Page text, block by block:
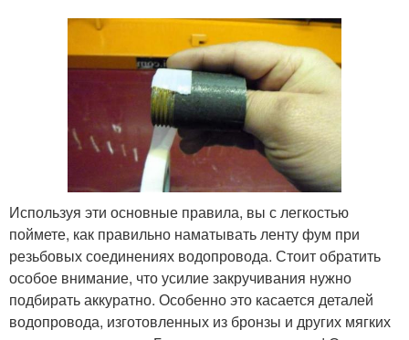
Используя эти основные правила, вы с легкостью
поймете, как правильно наматывать ленту фум при
резьбовых соединениях водопровода. Стоит обратить
особое внимание, что усилие закручивания нужно
подбирать аккуратно. Особенно это касается деталей
водопровода, изготовленных из бронзы и других мягких